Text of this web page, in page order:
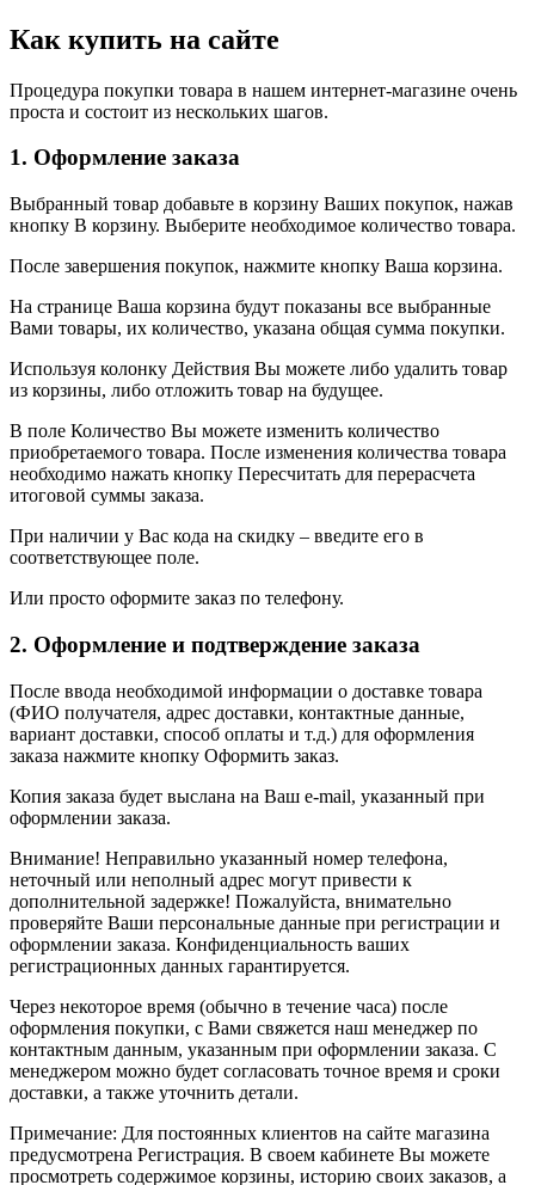
Как купить на сайте
Процедура покупки товара в нашем интернет-магазине очень
проста и состоит из нескольких шагов.
1. Оформление заказа
Выбранный товар добавьте в корзину Ваших покупок, нажав
кнопку В корзину. Выберите необходимое количество товара.
После завершения покупок, нажмите кнопку Ваша корзина.
На странице Ваша корзина будут показаны все выбранные
Вами товары, их количество, указана общая сумма покупки.
Используя колонку Действия Вы можете либо удалить товар
из корзины, либо отложить товар на будущее.
В поле Количество Вы можете изменить количество
приобретаемого товара. После изменения количества товара
необходимо нажать кнопку Пересчитать для перерасчета
итоговой суммы заказа.
При наличии у Вас кода на скидку – введите его в
соответствующее поле.
Или просто оформите заказ по телефону.
2. Оформление и подтверждение заказа
После ввода необходимой информации о доставке товара
(ФИО получателя, адрес доставки, контактные данные,
вариант доставки, способ оплаты и т.д.) для оформления
заказа нажмите кнопку Оформить заказ.
Копия заказа будет выслана на Ваш e-mail, указанный при
оформлении заказа.
Внимание! Неправильно указанный номер телефона,
неточный или неполный адрес могут привести к
дополнительной задержке! Пожалуйста, внимательно
проверяйте Ваши персональные данные при регистрации и
оформлении заказа. Конфиденциальность ваших
регистрационных данных гарантируется.
Через некоторое время (обычно в течение часа) после
оформления покупки, с Вами свяжется наш менеджер по
контактным данным, указанным при оформлении заказа. С
менеджером можно будет согласовать точное время и сроки
доставки, а также уточнить детали.
Примечание: Для постоянных клиентов на сайте магазина
предусмотрена Регистрация. В своем кабинете Вы можете
просмотреть содержимое корзины, историю своих заказов, а